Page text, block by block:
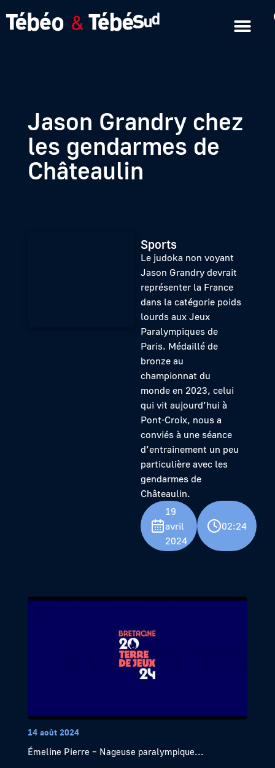
Jason Grandry chez
les gendarmes de
Châteaulin
Sports
Le judoka non voyant
Jason Grandry devrait
représenter la France
dans la catégorie poids
lourds aux Jeux
Paralympiques de
Paris. Médaillé de
bronze au
championnat du
monde en 2023, celui
qui vit aujourd’hui à
Pont-Croix, nous a
conviés à une séance
d’entrainement un peu
particulière avec les
gendarmes de
Châteaulin.
19
avril
2024
02:24
14 août 2024
Émeline Pierre – Nageuse paralympique...